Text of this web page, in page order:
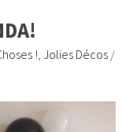
! ,Jolies Décos /